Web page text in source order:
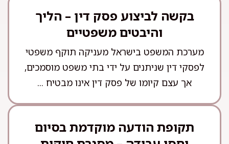
בקשה לביצוע פסק דין – הליך
והיבטים משפטיים
מערכת המשפט בישראל מעניקה תוקף משפטי
לפסקי דין שניתנים על ידי בתי משפט מוסמכים,
אך עצם קיומו של פסק דין אינו מבטיח ...
תקופת הודעה מוקדמת בסיום